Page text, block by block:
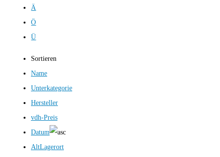
Ä
Ö
Ü
Sortieren
Name
Unterkategorie
Hersteller
vdh-Preis
Datum
AltLagerort